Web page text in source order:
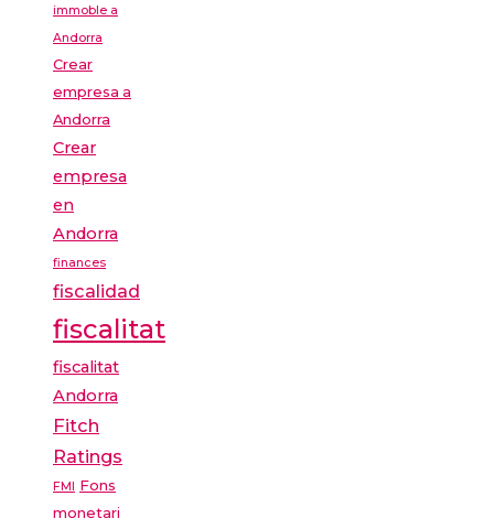
immoble a
Andorra
Crear
empresa a
Andorra
Crear
empresa
en
Andorra
finances
fiscalidad
fiscalitat
fiscalitat
Andorra
Fitch
Ratings
FMI Fons
monetari